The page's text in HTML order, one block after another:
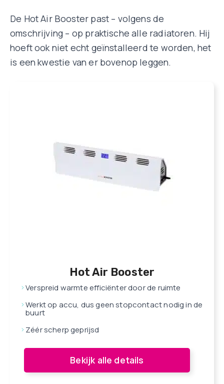
De Hot Air Booster past – volgens de
omschrijving – op praktische alle radiatoren. Hij
hoeft ook niet echt geïnstalleerd te worden, het
is een kwestie van er bovenop leggen.
Hot Air Booster
Verspreid warmte efficiënter door de ruimte
Werkt op accu, dus geen stopcontact nodig in de
buurt
Zéér scherp geprijsd
Bekijk alle details